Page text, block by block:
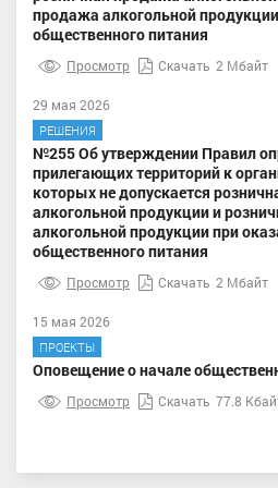
продажа алкогольной
общественного питания
Просмотр Скачать 2 Мбайт
29 мая 2026
РЕШЕНИЯ
№255 Об утверждении Правил
прилегающих территорий к
которых не допускается
алкогольной продукции и
алкогольной продукции при
общественного питания
Просмотр Скачать 2 Мбайт
15 мая 2026
ПРОЕКТЫ
Оповещение о начале
Просмотр Скачать 77.8